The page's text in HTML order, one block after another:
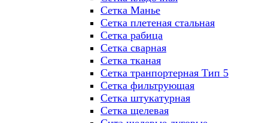
Сетка Манье
Сетка плетеная стальная
Сетка рабица
Сетка сварная
Сетка тканая
Сетка транпортерная Тип 5
Сетка фильтрующая
Сетка штукатурная
Сетка щелевая